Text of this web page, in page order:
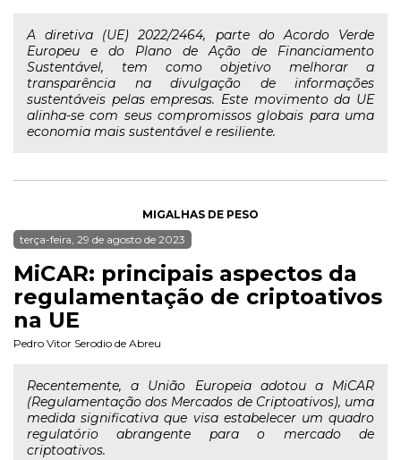
A diretiva (UE) 2022/2464, parte do Acordo Verde
Europeu e do Plano de Ação de Financiamento
Sustentável, tem como objetivo melhorar a
transparência na divulgação de informações
sustentáveis pelas empresas. Este movimento da UE
alinha-se com seus compromissos globais para uma
economia mais sustentável e resiliente.
MIGALHAS DE PESO
terça-feira, 29 de agosto de 2023
MiCAR: principais aspectos da
regulamentação de criptoativos
na UE
Pedro Vitor Serodio de Abreu
Recentemente, a União Europeia adotou a MiCAR
(Regulamentação dos Mercados de Criptoativos), uma
medida significativa que visa estabelecer um quadro
regulatório abrangente para o mercado de
criptoativos.